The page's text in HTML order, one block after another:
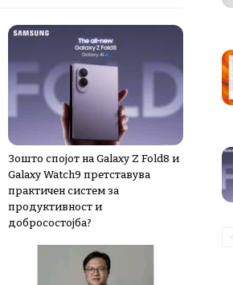
Зошто спојот на Galaxy Z Fold8 и
Galaxy Watch9 претставува
практичен систем за
продуктивност и
добросостојба?